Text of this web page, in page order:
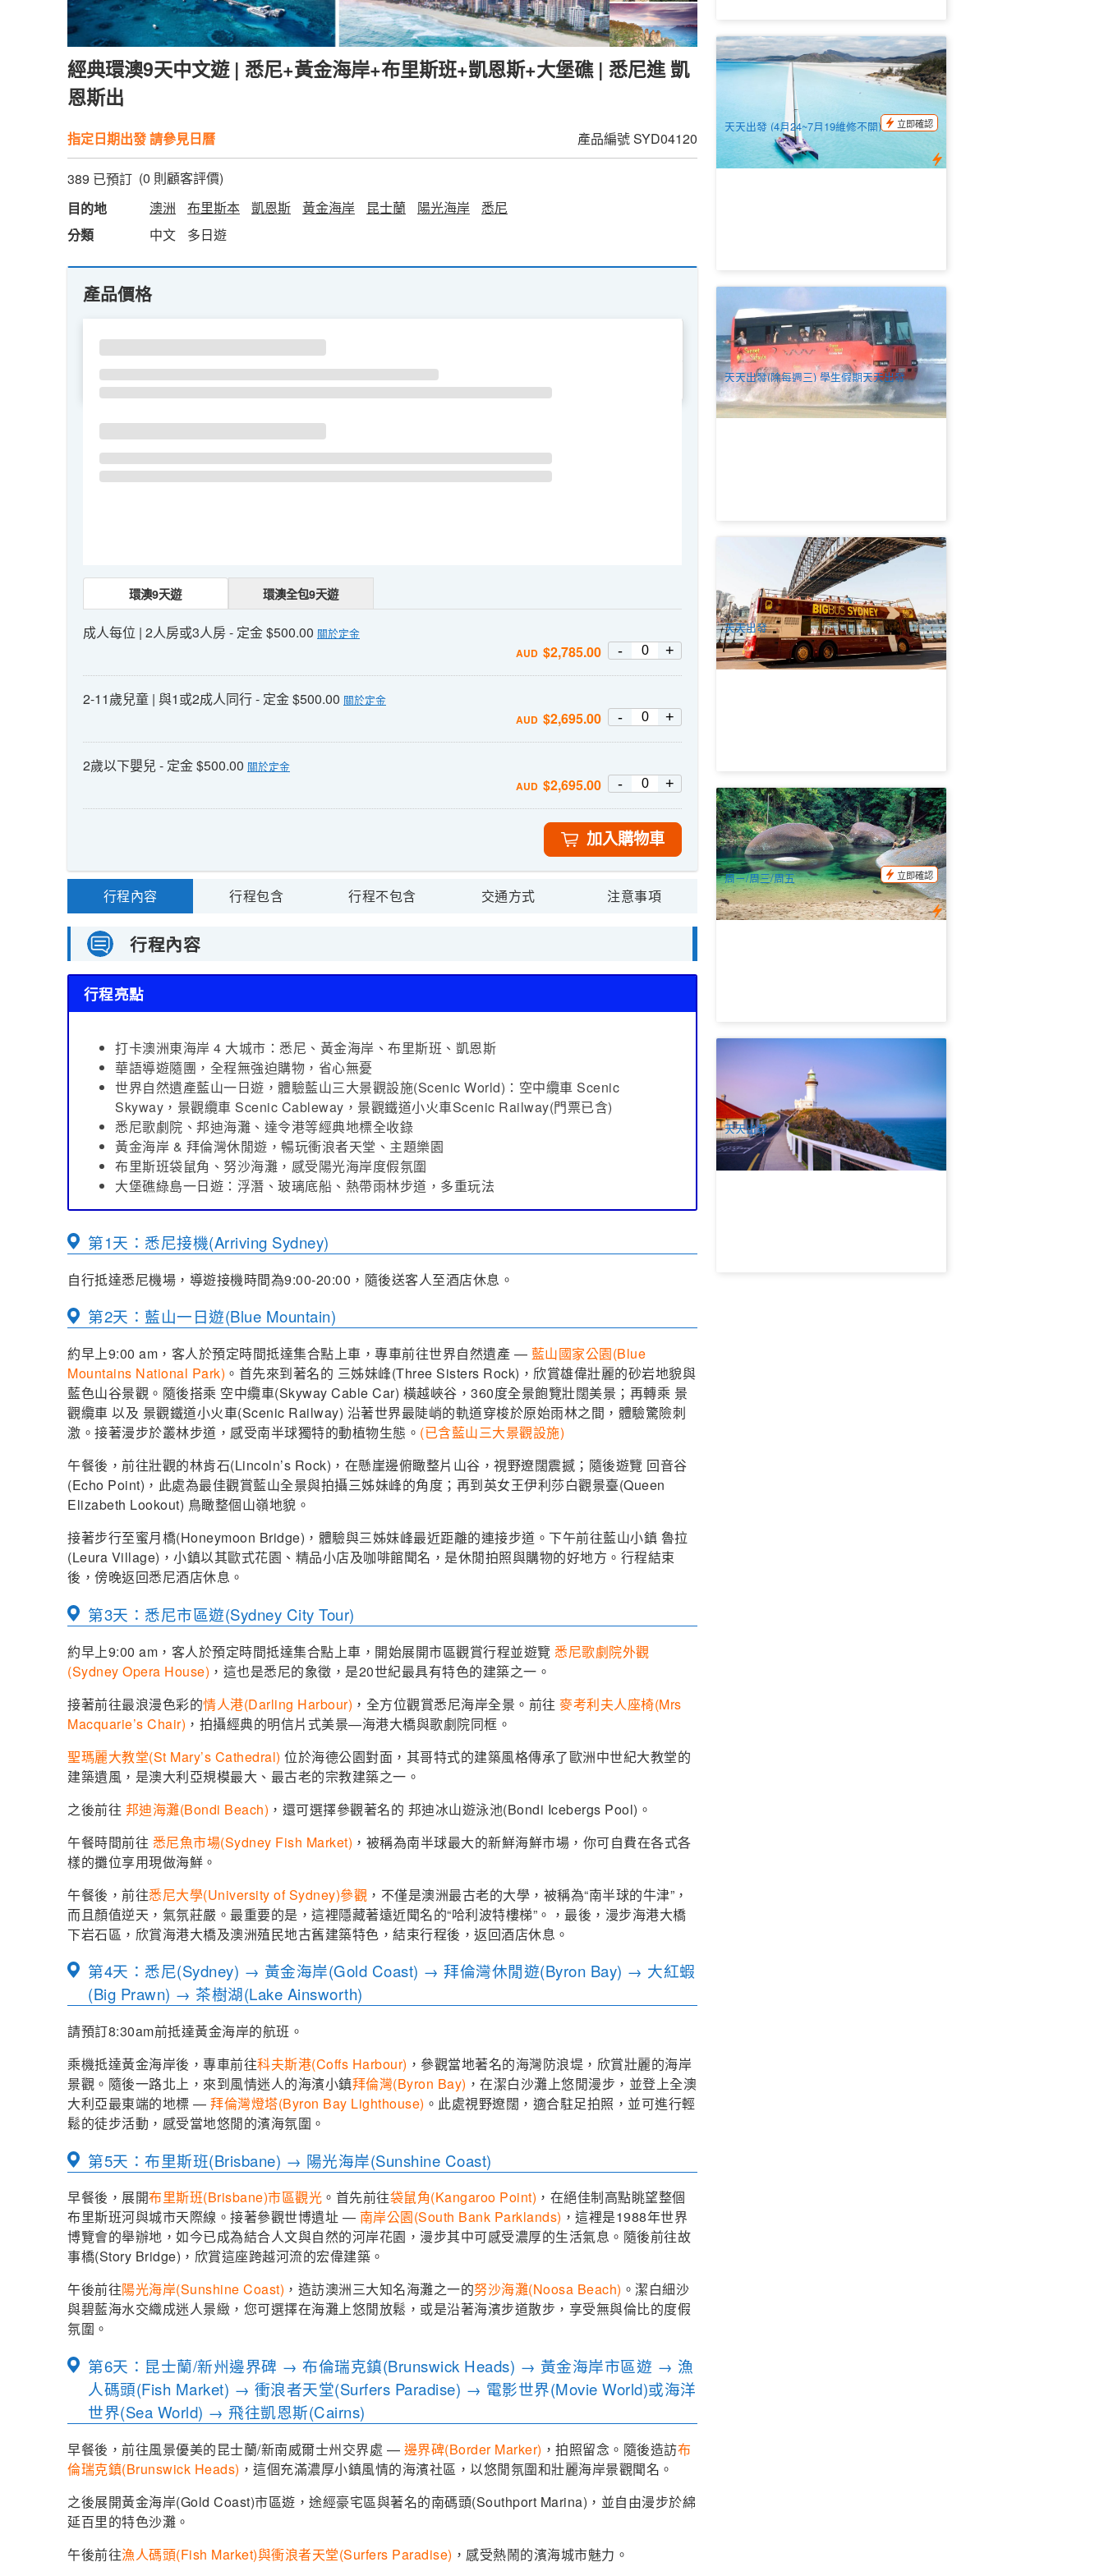
經典環澳9天中文遊 | 悉尼+黃金海岸+布里斯班+凱恩斯+大堡礁 | 悉尼進 凱
恩斯出
指定日期出發 請參見日曆 產品編號SYD04120
389 已預訂 (0 則顧客評價)
目的地
澳洲 布里斯本 凱恩斯 黃金海岸 昆士蘭 陽光海岸
悉尼
分類
中文 多日遊
產品價格
SU MO TU WE
環澳9天遊 環澳全包9天遊
成人每位 | 2人房或3人房 - 定金 $500.00 關於定金
AUD $2,785.00 - +
2-11歲兒童 | 與1或2成人同行 - 定金 $500.00 關於定金
AUD $2,695.00 - +
2歲以下嬰兒 - 定金 $500.00 關於定金
AUD $2,695.00 - +
加入購物車
行程內容 行程包含 行程不包含 交通方式 注意事項
行程內容
行程亮點
打卡澳洲東海岸 4 大城市：悉尼、黃金海岸、布里斯班、凱恩斯
華語導遊隨團，全程無強迫購物，省心無憂
世界自然遺產藍山一日遊，體驗藍山三大景觀設施(Scenic World)：空中纜車 Scenic
Skyway，景觀纜車 Scenic Cableway，景觀鐵道小火車Scenic Railway(門票已含)
悉尼歌劇院、邦迪海灘、達令港等經典地標全收錄
黃金海岸 & 拜倫灣休閒遊，暢玩衝浪者天堂、主題樂園
布里斯班袋鼠角、努沙海灘，感受陽光海岸度假氛圍
大堡礁綠島一日遊：浮潛、玻璃底船、熱帶雨林步道，多重玩法
第1天：悉尼接機(Arriving Sydney)
自行抵達悉尼機場，導遊接機時間為9:00-20:00，隨後送客人至酒店休息。
第2天：藍山一日遊(Blue Mountain)
約早上9:00 am，客人於預定時間抵達集合點上車，專車前往世界自然遺產 — 藍山國家公園(Blue
Mountains National Park) 。首先來到著名的 三姊妹峰(Three Sisters Rock)，欣賞雄偉壯麗的砂岩地貌與
藍色山谷景觀。隨後搭乘 空中纜車(Skyway Cable Car) 橫越峽谷，360度全景飽覽壯闊美景；再轉乘 景
觀纜車 以及 景觀鐵道小火車(Scenic Railway) 沿著世界最陡峭的軌道穿梭於原始雨林之間，體驗驚險刺
激。接著漫步於叢林步道，感受南半球獨特的動植物生態。 (已含藍山三大景觀設施)
午餐後，前往壯觀的林肯石(Lincoln’s Rock)，在懸崖邊俯瞰整片山谷，視野遼闊震撼；隨後遊覽 回音谷
(Echo Point)，此處為最佳觀賞藍山全景與拍攝三姊妹峰的角度；再到英女王伊利莎白觀景臺(Queen
Elizabeth Lookout) 鳥瞰整個山嶺地貌。
接著步行至蜜月橋(Honeymoon Bridge)，體驗與三姊妹峰最近距離的連接步道。下午前往藍山小鎮 魯拉
(Leura Village)，小鎮以其歐式花園、精品小店及咖啡館聞名，是休閒拍照與購物的好地方。行程結束
後，傍晚返回悉尼酒店休息。
第3天：悉尼市區遊(Sydney City Tour)
約早上9:00 am，客人於預定時間抵達集合點上車，開始展開市區觀賞行程並遊覽 悉尼歌劇院外觀
(Sydney Opera House) ，這也是悉尼的象徵，是20世紀最具有特色的建築之一。
接著前往最浪漫色彩的情人港(Darling Harbour) ，全方位觀賞悉尼海岸全景。前往 麥考利夫人座椅(Mrs
Macquarie’s Chair) ，拍攝經典的明信片式美景—海港大橋與歌劇院同框。
聖瑪麗大教堂(St Mary’s Cathedral) 位於海德公園對面，其哥特式的建築風格傳承了歐洲中世紀大教堂的
建築遺風，是澳大利亞規模最大、最古老的宗教建築之一。
之後前往 邦迪海灘(Bondi Beach) ，還可選擇參觀著名的 邦迪冰山遊泳池(Bondi Icebergs Pool)。
午餐時間前往 悉尼魚市場(Sydney Fish Market) ，被稱為南半球最大的新鮮海鮮市場，你可自費在各式各
樣的攤位享用現做海鮮。
午餐後，前往悉尼大學(University of Sydney)參觀 ，不僅是澳洲最古老的大學，被稱為“南半球的牛津”，
而且顏值逆天，氣氛莊嚴。最重要的是，這裡隱藏著遠近聞名的“哈利波特樓梯”。，最後，漫步海港大橋
下岩石區，欣賞海港大橋及澳洲殖民地古舊建築特色， 結束行程後，返回酒店休息。
第4天：悉尼(Sydney) → 黃金海岸(Gold Coast) → 拜倫灣休閒遊(Byron Bay) → 大紅蝦
(Big Prawn) → 茶樹湖(Lake Ainsworth)
請預訂8:30am前抵達黃金海岸的航班。
乘機抵達黃金海岸後，專車前往科夫斯港(Coffs Harbour) ，參觀當地著名的海灣防浪堤，欣賞壯麗的海岸
景觀。隨後一路北上，來到風情迷人的海濱小鎮拜倫灣(Byron Bay) ，在潔白沙灘上悠閒漫步，並登上全澳
大利亞最東端的地標 — 拜倫灣燈塔(Byron Bay Lighthouse) 。此處視野遼闊，適合駐足拍照，並可進行輕
鬆的徒步活動，感受當地悠閒的濱海氛圍。
第5天：布里斯班(Brisbane) → 陽光海岸(Sunshine Coast)
早餐後，展開布里斯班(Brisbane)市區觀光 。首先前往袋鼠角(Kangaroo Point) ，在絕佳制高點眺望整個
布里斯班河與城市天際線。接著參觀世博遺址 — 南岸公園(South Bank Parklands) ，這裡是1988年世界
博覽會的舉辦地，如今已成為結合人文與自然的河岸花園，漫步其中可感受濃厚的生活氣息。隨後前往故
事橋(Story Bridge)，欣賞這座跨越河流的宏偉建築。
午後前往陽光海岸(Sunshine Coast) ，造訪澳洲三大知名海灘之一的努沙海灘(Noosa Beach) 。潔白細沙
與碧藍海水交織成迷人景緻，您可選擇在海灘上悠閒放鬆，或是沿著海濱步道散步，享受無與倫比的度假
氛圍。
第6天：昆士蘭/新州邊界碑 → 布倫瑞克鎮(Brunswick Heads) → 黃金海岸市區遊 → 漁
人碼頭(Fish Market) → 衝浪者天堂(Surfers Paradise) → 電影世界(Movie World)或海洋
世界(Sea World) → 飛往凱恩斯(Cairns)
早餐後，前往風景優美的昆士蘭/新南威爾士州交界處 — 邊界碑(Border Marker) ，拍照留念。隨後造訪布
倫瑞克鎮(Brunswick Heads) ，這個充滿濃厚小鎮風情的海濱社區，以悠閒氛圍和壯麗海岸景觀聞名。
之後展開黃金海岸(Gold Coast)市區遊，途經豪宅區與著名的南碼頭(Southport Marina)，並自由漫步於綿
延百里的特色沙灘。
午後前往漁人碼頭(Fish Market)與衝浪者天堂(Surfers Paradise) ，感受熱鬧的濱海城市魅力。
卡米拉紫色帆船白天堂海灘一日遊
(Camira Sailing Adventure)艾爾利灘出發
+希爾灣觀景臺+午餐
AUD 244.00
天天出發 (4月24~7月19維修不開)
立即確認
摩頓島日落探險生態一日遊 (沉船浮潛+滑
沙+透明底獨木舟) 不同點進去:布里斯本/
黃金海岸
1.6k 已預訂
AUD $199.00 $209.00
BNE02005
天天出發(除每週三) 學生假期天天出發
悉尼隨上隨下觀光巴士｜Big Bus Sydney
雙路線城市＋邦代海灘一票暢遊
1.5k 已預訂
AUD $71.00 $73.00
SYD04106
天天出發
南丹樹雨林探索行程 半天遊 (道格拉斯港
出發)
71 已預訂
AUD $149.00
CNS03181
周ㄧ/周三/周五
立即確認
布里斯班+黃金海岸雙城中文2日遊 | 南岸
公園+拜倫灣 | 全程交通接送
AUD 589.00
天天出發